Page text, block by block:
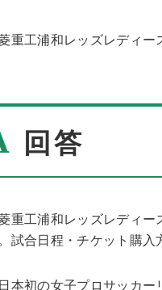
重工浦和レッズレディー
回答
重工浦和レッズレディ
試合日程・チケット購入
本初の女子プロサッカ